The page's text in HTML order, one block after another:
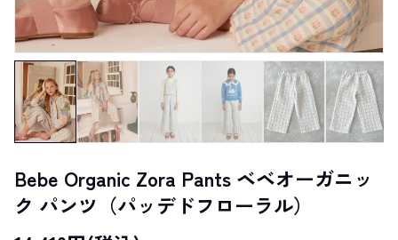
Bebe Organic Zora Pants ベベオーガニッ
ク パンツ（パッデドフローラル）